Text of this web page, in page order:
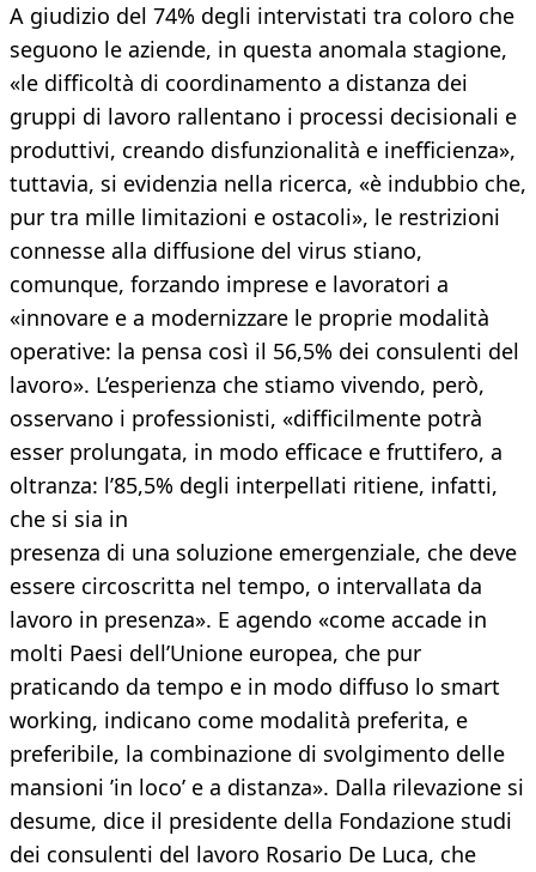
A giudizio del 74% degli intervistati tra coloro che
seguono le aziende, in questa anomala stagione,
«le difficoltà di coordinamento a distanza dei
gruppi di lavoro rallentano i processi decisionali e
produttivi, creando disfunzionalità e inefficienza»,
tuttavia, si evidenzia nella ricerca, «è indubbio che,
pur tra mille limitazioni e ostacoli», le restrizioni
connesse alla diffusione del virus stiano,
comunque, forzando imprese e lavoratori a
«innovare e a modernizzare le proprie modalità
operative: la pensa così il 56,5% dei consulenti del
lavoro». L’esperienza che stiamo vivendo, però,
osservano i professionisti, «difficilmente potrà
esser prolungata, in modo efficace e fruttifero, a
oltranza: l’85,5% degli interpellati ritiene, infatti,
che si sia in
presenza di una soluzione emergenziale, che deve
essere circoscritta nel tempo, o intervallata da
lavoro in presenza». E agendo «come accade in
molti Paesi dell’Unione europea, che pur
praticando da tempo e in modo diffuso lo smart
working, indicano come modalità preferita, e
preferibile, la combinazione di svolgimento delle
mansioni ’in loco’ e a distanza». Dalla rilevazione si
desume, dice il presidente della Fondazione studi
dei consulenti del lavoro Rosario De Luca, che